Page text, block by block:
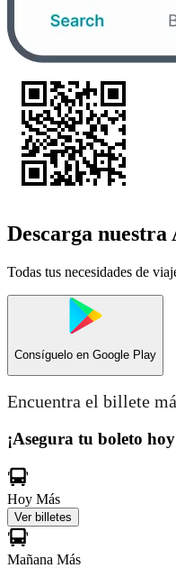
Descarga
Todas tus necesidades de
Consíguelo en Google Play
Encuentra el billete
¡Asegura tu boleto
Hoy Más
Ver billetes
Mañana Más